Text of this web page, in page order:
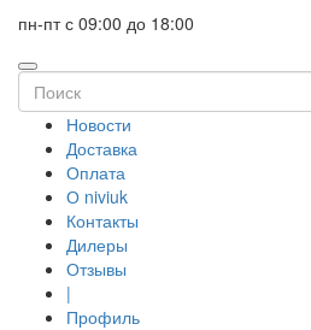
пн-пт с 09:00 до 18:00
Новости
Доставка
Оплата
О niviuk
Контакты
Дилеры
Отзывы
|
Профиль